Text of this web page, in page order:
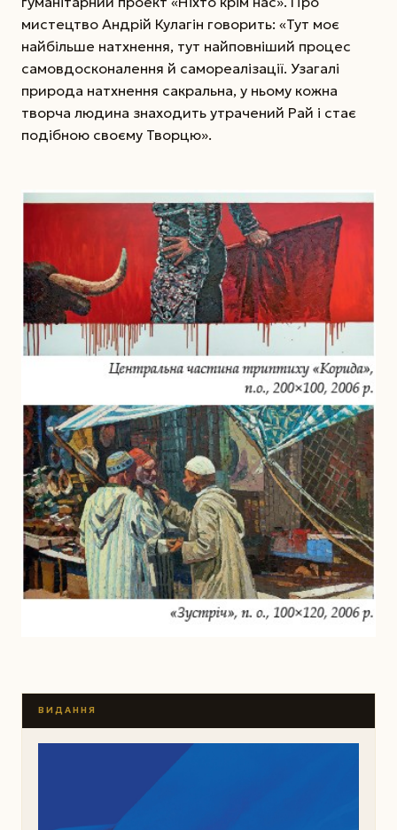
мистецтво Андрій Кулагін говорить: «Тут моє
найбільше натхнення, тут найповніший процес
самовдосконалення й самореалізації. Узагалі
природа натхнення сакральна, у ньому кожна
творча людина знаходить утрачений Рай і стає
подібною своєму Творцю».
ВИДАННЯ